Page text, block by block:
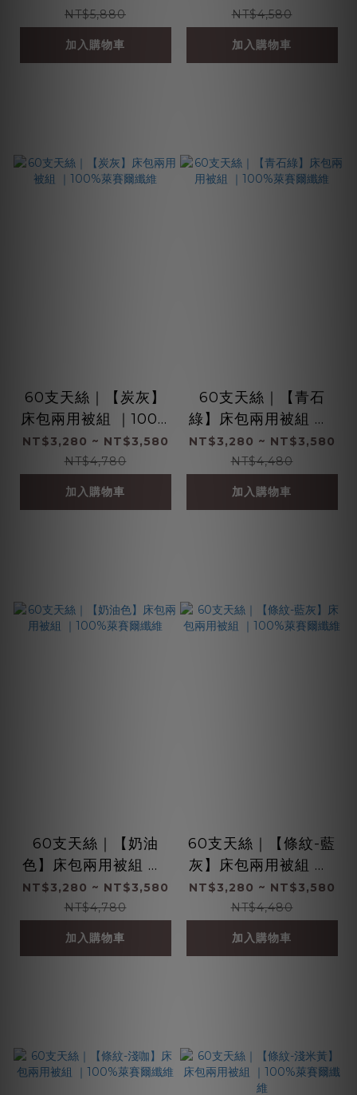
NT$5,880
加入購物車
NT$4,580
加入購物車
60支天絲｜【炭灰】
床包兩用被組 ｜100%
萊賽爾纖維
NT$3,280 ~ NT$3,580
NT$4,780
加入購物車
60支天絲｜【青石
綠】床包兩用被組 ｜1
00%萊賽爾纖維
NT$3,280 ~ NT$3,580
NT$4,480
加入購物車
60支天絲｜【奶油
色】床包兩用被組 ｜1
00%萊賽爾纖維
NT$3,280 ~ NT$3,580
NT$4,780
加入購物車
60支天絲｜【條紋-藍
灰】床包兩用被組 ｜1
00%萊賽爾纖維
NT$3,280 ~ NT$3,580
NT$4,480
加入購物車